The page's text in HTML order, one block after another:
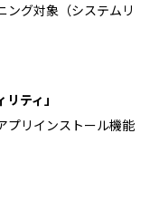
グ対象（システムリ
ティ」
プリインストール機能